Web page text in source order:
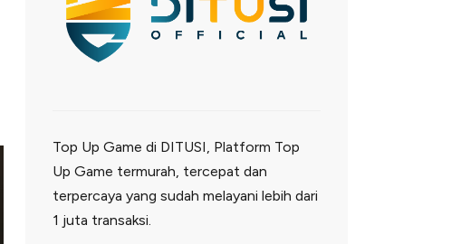
Top Up Game di DITUSI, Platform Top
Up Game termurah, tercepat dan
terpercaya yang sudah melayani lebih dari
1 juta transaksi.